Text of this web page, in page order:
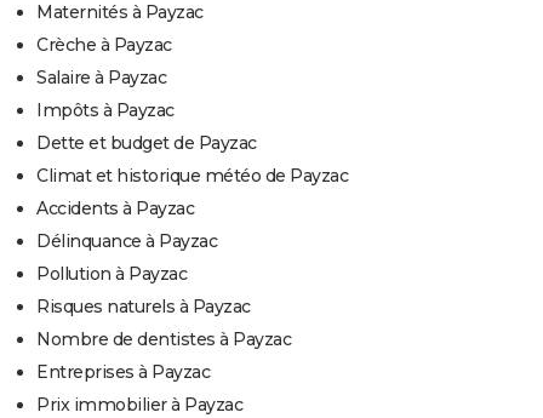
Maternités à Payzac
Crèche à Payzac
Salaire à Payzac
Impôts à Payzac
Dette et budget de Payzac
Climat et historique météo de Payzac
Accidents à Payzac
Délinquance à Payzac
Pollution à Payzac
Risques naturels à Payzac
Nombre de dentistes à Payzac
Entreprises à Payzac
Prix immobilier à Payzac